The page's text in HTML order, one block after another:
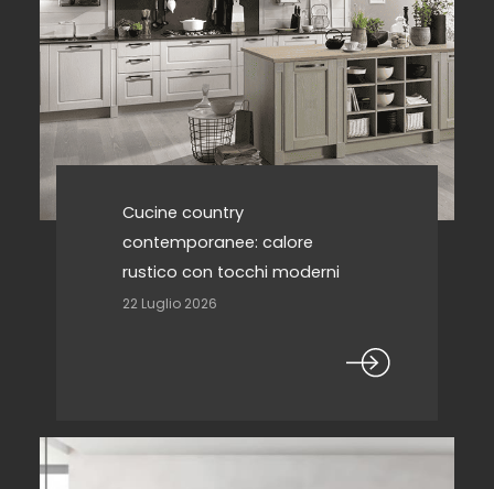
Cucine country
contemporanee: calore
rustico con tocchi moderni
22 Luglio 2026